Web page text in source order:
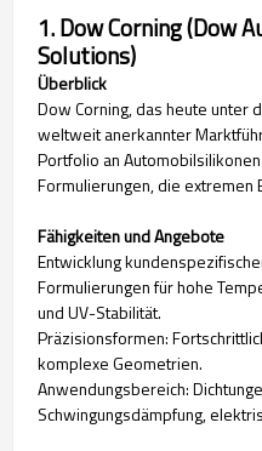
1. Dow Corning (Dow
Solutions)
Überblick
Dow Corning, das heute unter
weltweit anerkannter
Portfolio an
Formulierungen, die extremen
Fähigkeiten und Angebote
Entwicklung
Formulierungen für hohe
und UV-Stabilität.
Präzisionsformen:
komplexe Geometrien.
Anwendungsbereich:
Schwingungsdämpfung,